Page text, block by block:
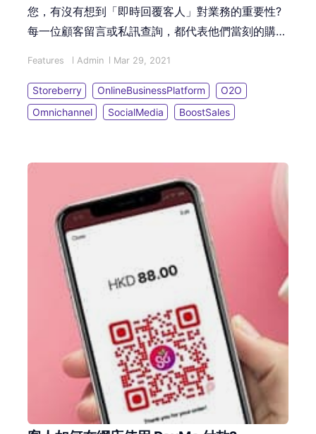
您，有沒有想到「即時回覆客人」對業務的重要性?
每一位顧客留言或私訊查詢，都代表他們當刻的購買
服、行銷推廣的服務，不受時間限制地隨時抓緊銷售
機會。
Features Admin Mar 29, 2021
Storeberry OnlineBusinessPlatform
O2O
Omnichannel
SocialMedia BoostSales